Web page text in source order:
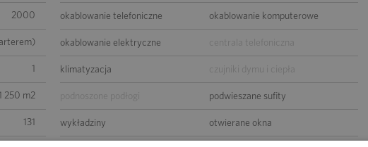
2000
1
250 m2
131
okablowanie telefoniczne okablowanie komputerowe
okablowanie elektryczne
klimatyzacja czujniki dymu i ciepła
podnoszone podłogi podwieszane sufity
wykładziny otwierane okna